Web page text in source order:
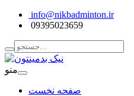
info@nikbadminton.ir
09395023659
منو
صفحه نخست